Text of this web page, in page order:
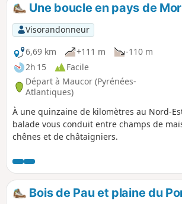
Une boucle en pays de
Visorandonneur
6,69 km
+111 m
-110 m
2h 15
Facile
Départ à Maucor (Pyrénées-
Atlantiques)
À une quinzaine de kilomètres au Nord-
balade vous conduit entre champs de
chênes et de châtaigniers.
Bois de Pau et plaine du